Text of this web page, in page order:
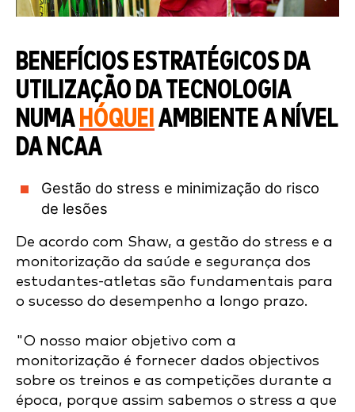
BENEFÍCIOS ESTRATÉGICOS DA
UTILIZAÇÃO DA TECNOLOGIA
NUMA HÓQUEI AMBIENTE A NÍVEL
DA NCAA
Gestão do stress e minimização do risco
de lesões
De acordo com Shaw, a gestão do stress e a
monitorização da saúde e segurança dos
estudantes-atletas são fundamentais para
o sucesso do desempenho a longo prazo.
"O nosso maior objetivo com a
monitorização é fornecer dados objectivos
sobre os treinos e as competições durante a
época, porque assim sabemos o stress a que